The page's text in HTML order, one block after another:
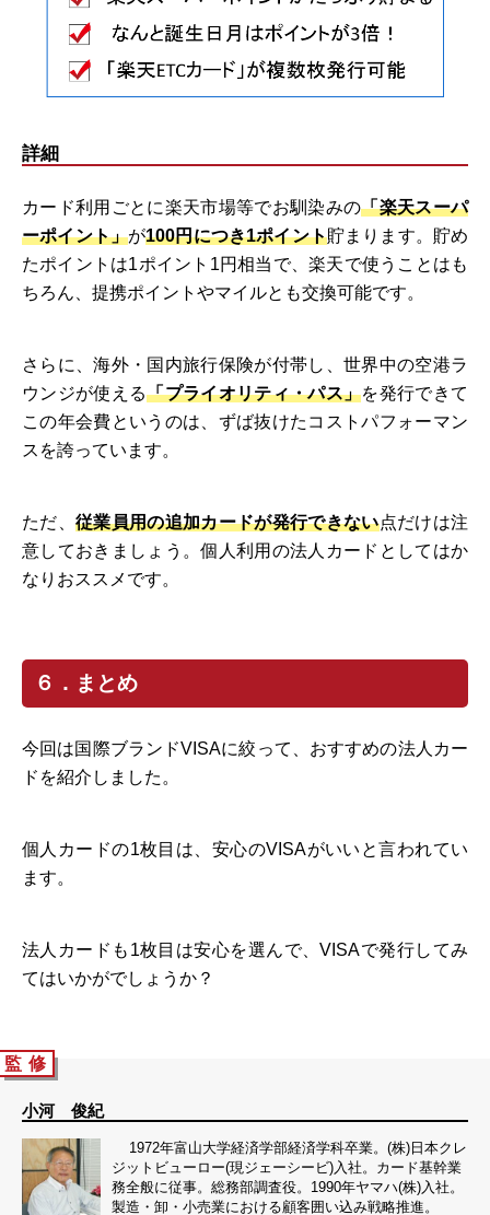
詳細
カード利用ごとに楽天市場等でお馴染みの「楽天スーパ
ーポイント」が100円につき1ポイント貯まります。貯め
たポイントは1ポイント1円相当で、楽天で使うことはも
ちろん、提携ポイントやマイルとも交換可能です。
さらに、海外・国内旅行保険が付帯し、世界中の空港ラ
ウンジが使える「プライオリティ・パス」を発行できて
この年会費というのは、ずば抜けたコストパフォーマン
スを誇っています。
ただ、 従業員用の追加カードが発行できない点だけは注
意しておきましょう。個人利用の法人カードとしてはか
なりおススメです。
６．まとめ
今回は国際ブランドVISAに絞って、おすすめの法人カー
ドを紹介しました。
個人カードの1枚目は、安心のVISAがいいと言われてい
ます。
法人カードも1枚目は安心を選んで、VISAで発行してみ
てはいかがでしょうか？
監 修
小河 俊紀
1972年富山大学経済学部経済学科卒業。(株)日本クレ
ジットビューロー(現ジェーシービ)入社。カード基幹業
務全般に従事。総務部調査役。1990年ヤマハ(株)入社。
製造・卸・小売業における顧客囲い込み戦略推進。